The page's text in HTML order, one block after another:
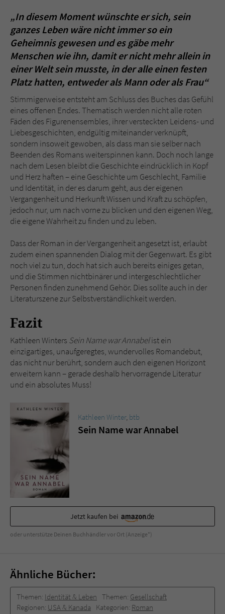
„In diesem Moment wünschte er sich, sein
ganzes Leben wäre nicht immer so ein
Geheimnis gewesen und es gäbe mehr
Menschen wie ihn, damit er nicht mehr allein in
einer Welt sein musste, in der alle einen festen
Platz hatten, entweder als Mann oder als Frau“
Stimmigerweise entsteht am Schluss des Buches das Gefühl
eines offenen Endes. Thematisch werden nicht alle roten
Fäden des Figurenensembles, ihrer versteckten Leidens- und
Liebesgeschichten, endgültig miteinander verknüpft,
sondern insoweit gewoben, als dass man sie selber nach
Beenden des Romans weiterspinnen kann. Doch noch lange
nach dem Lesen bleibt die Geschichte eindrücklich in Kopf
und Herz haften – eine Geschichte um Geschlecht, Familie
und Identität, in der es darum geht, aus der eigenen
Vergangenheit und Herkunft Wissen und Kraft zu schöpfen,
jedoch nur, um nach vorne zu blicken und den eigenen Weg,
die eigene Wahrheit zu finden und zu leben.
Dass der Roman in der Vergangenheit angesetzt ist, erlaubt
zudem einen spannenden Dialog mit der Gegenwart. Es gibt
noch viel zu tun, doch hat sich auch bereits einiges getan,
und die Stimmen nichtbinärer und intergeschlechtlicher
Personen finden zunehmend Gehör. Dies sollte auch in der
Literaturszene zur Selbstverständlichkeit werden.
Fazit
Kathleen Winters Sein Name war Annabelist ein
einzigartiges, unaufgeregtes, wundervolles Romandebut,
das nicht nur berührt, sondern auch den eigenen Horizont
erweitern kann – gerade deshalb hervorragende Literatur
und ein absolutes Muss!
Kathleen Winter, btb
Sein Name war Annabel
Jetzt kaufen bei
oder unterstütze Deinen Buchhändler vor Ort (Anzeige*)
Ähnliche Bücher:
Themen: Identität & Leben Themen: Gesellschaft
Regionen: USA & Kanada Kategorien: Roman